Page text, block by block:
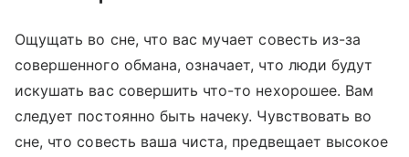
Ощущать во сне, что вас мучает совесть из-за
совершенного обмана, означает, что люди будут
искушать вас совершить что-то нехорошее. Вам
следует постоянно быть начеку. Чувствовать во
сне, что совесть ваша чиста, предвещает высокое